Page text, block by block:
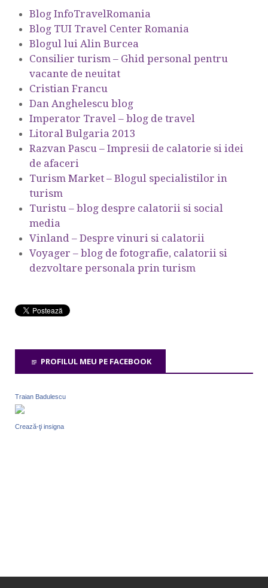
Blog InfoTravelRomania
Blog TUI Travel Center Romania
Blogul lui Alin Burcea
Consilier turism – Ghid personal pentru
vacante de neuitat
Cristian Francu
Dan Anghelescu blog
Imperator Travel – blog de travel
Litoral Bulgaria 2013
Razvan Pascu – Impresii de calatorie si idei
de afaceri
Turism Market – Blogul specialistilor in
turism
Turistu – blog despre calatorii si social
media
Vinland – Despre vinuri si calatorii
Voyager – blog de fotografie, calatorii si
dezvoltare personala prin turism
PROFILUL MEU PE FACEBOOK
Traian Badulescu
Crează-ţi insigna